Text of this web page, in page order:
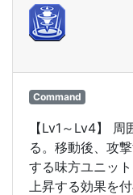
Command
【Lv1～Lv4】
る。移動後、攻
する味方ユニッ
上昇する効果を